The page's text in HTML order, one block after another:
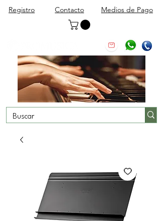
Registro Contacto Medios de Pago